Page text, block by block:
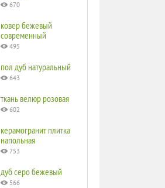
670
ковер бежевый
современный
495
пол дуб натуральный
643
ткань велюр розовая
602
керамогранит плитка
напольная
753
дуб серо бежевый
566